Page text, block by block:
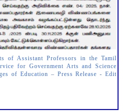
of Assistant Professors in the Tamil
for Government Arts and Science
of Education – Press Release - Edit